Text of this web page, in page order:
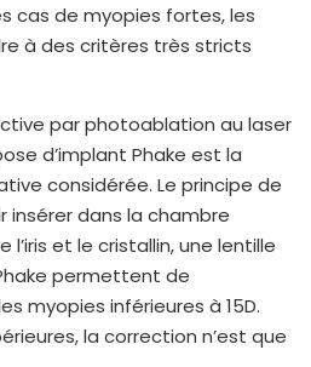
cas de myopies fortes, les
à des critères très stricts
par photoablation au laser
d’implant Phake est la
considérée. Le principe de
insérer dans la chambre
et le cristallin, une lentille
permettent de
myopies inférieures à 15D.
la correction n’est que